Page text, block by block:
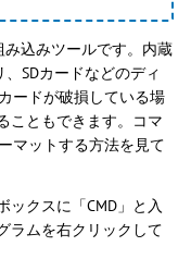
込みツールです。内蔵
SDカードなどのディ
ードが破損している場
こともできます。コマ
マットする方法を見て
ックスに「CMD」と入
ラムを右クリックして